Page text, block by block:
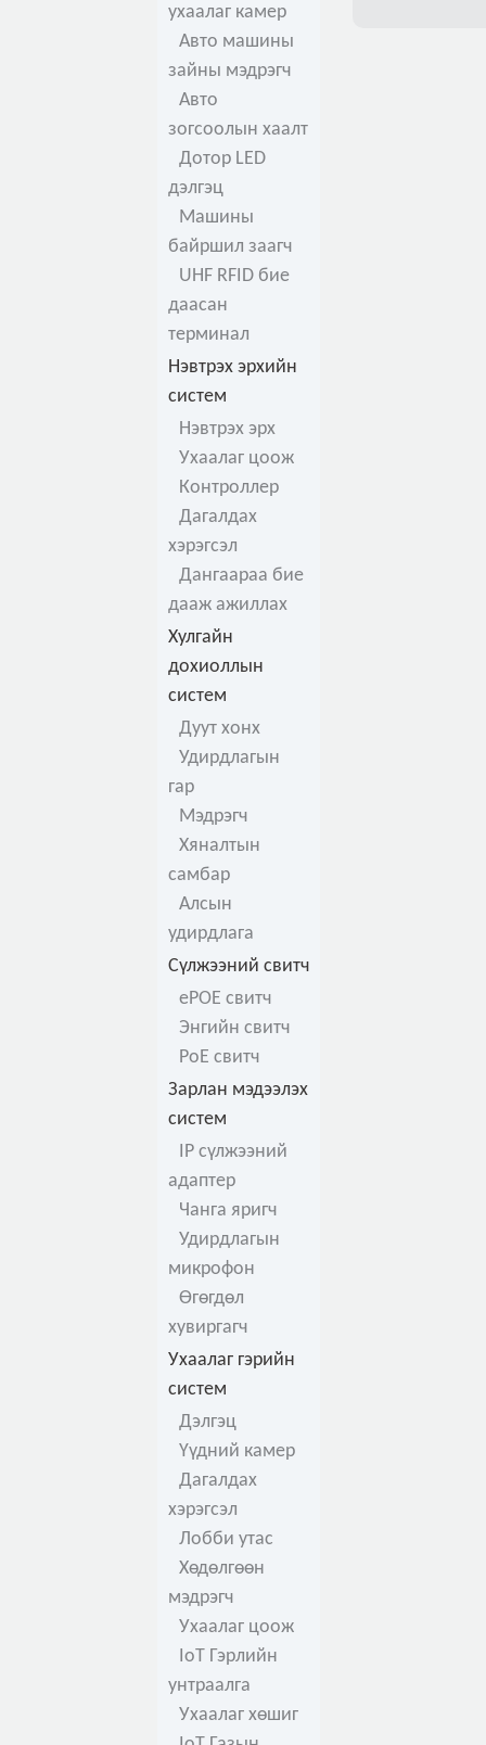
ухаалаг камер
Авто машины
зайны мэдрэгч
Авто
зогсоолын хаалт
Дотор LED
дэлгэц
Машины
байршил заагч
UHF RFID бие
даасан
терминал
Нэвтрэх эрхийн
систем
Нэвтрэх эрх
Ухаалаг цоож
Контроллер
Дагалдах
хэрэгсэл
Дангаараа бие
дааж ажиллах
Хулгайн
дохиоллын
систем
Дуут хонх
Удирдлагын
гар
Мэдрэгч
Хяналтын
самбар
Алсын
удирдлага
Сүлжээний свитч
ePOE свитч
Энгийн свитч
PoE свитч
Зарлан мэдээлэх
систем
IP сүлжээний
адаптер
Чанга яригч
Удирдлагын
микрофон
Өгөгдөл
хувиргагч
Ухаалаг гэрийн
систем
Дэлгэц
Үүдний камер
Дагалдах
хэрэгсэл
Лобби утас
Хөдөлгөөн
мэдрэгч
Ухаалаг цоож
IoT Гэрлийн
унтраалга
Ухаалаг хөшиг